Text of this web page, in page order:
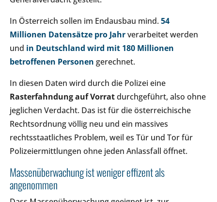
In Österreich sollen im Endausbau mind. 54
Millionen Datensätze pro Jahrverarbeitet werden
und in Deutschland wird mit 180 Millionen
betroffenen Personen gerechnet.
In diesen Daten wird durch die Polizei eine
Rasterfahndungauf Vorratdurchgeführt, also ohne
jeglichen Verdacht. Das ist für die österreichische
Rechtsordnung völlig neu und ein massives
rechtsstaatliches Problem, weil es Tür und Tor für
Polizeiermittlungen ohne jeden Anlassfall öffnet.
Massenüberwachung ist weniger effizent als
angenommen